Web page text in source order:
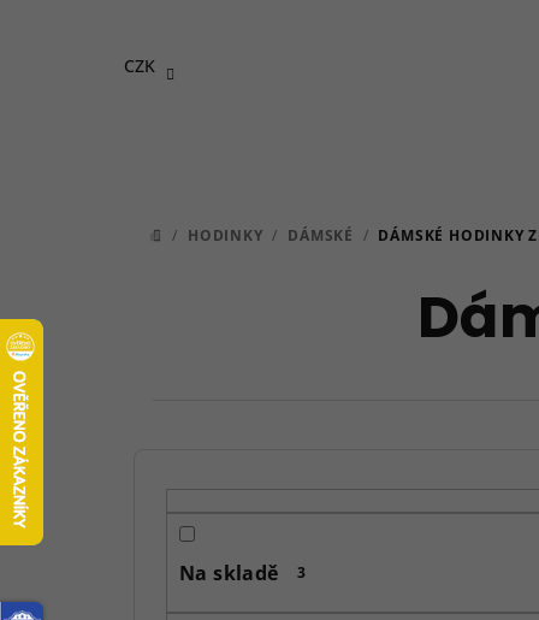
CZK
DOMŮ
/ HODINKY / DÁMSKÉ / DÁMSKÉ HODINKY
Na skladě 3